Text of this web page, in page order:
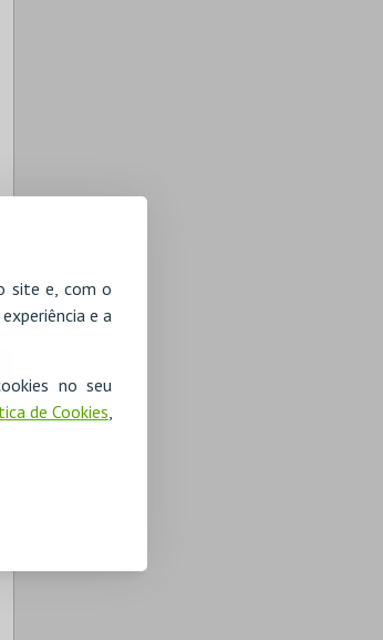
site e, com o
e a
no seu
de Cookies,